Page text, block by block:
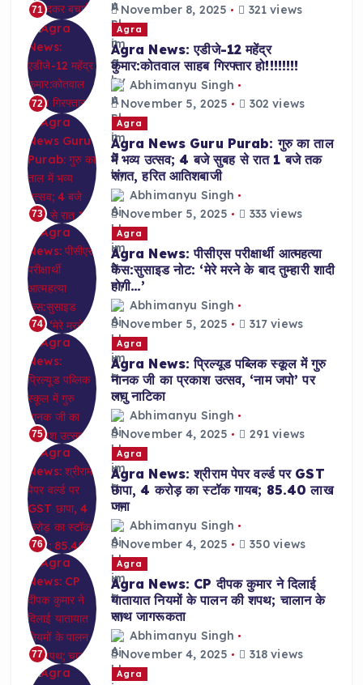
71 November 8, 2025 321 views
72
Agra
Agra News: एडीजे-12 महेंद्र
कुमार:कोतवाल साहब गिरफ्तार हो!!!!!!!!
Abhimanyu Singh
November 5, 2025
302 views
73
Agra
Agra News Guru Purab: गुरु का ताल
में भव्य उत्सव; 4 बजे सुबह से रात 1 बजे तक
संगत, हरित आतिशबाजी
Abhimanyu Singh
November 5, 2025
333 views
74
Agra
Agra News: पीसीएस परीक्षार्थी आत्महत्या
केस:सुसाइड नोट: ‘मेरे मरने के बाद तुम्हारी शादी
होगी…’
Abhimanyu Singh
November 5, 2025
317 views
75
Agra
Agra News: प्रिल्यूड पब्लिक स्कूल में गुरु
नानक जी का प्रकाश उत्सव, ‘नाम जपो’ पर
लघु नाटिका
Abhimanyu Singh
November 4, 2025
291 views
76
Agra
Agra News: श्रीराम पेपर वर्ल्ड पर GST
छापा, 4 करोड़ का स्टॉक गायब; 85.40 लाख
जमा
Abhimanyu Singh
November 4, 2025
350 views
77
Agra
Agra News: CP दीपक कुमार ने दिलाई
यातायात नियमों के पालन की शपथ; चालान के
साथ जागरूकता
Abhimanyu Singh
November 4, 2025
318 views
Agra